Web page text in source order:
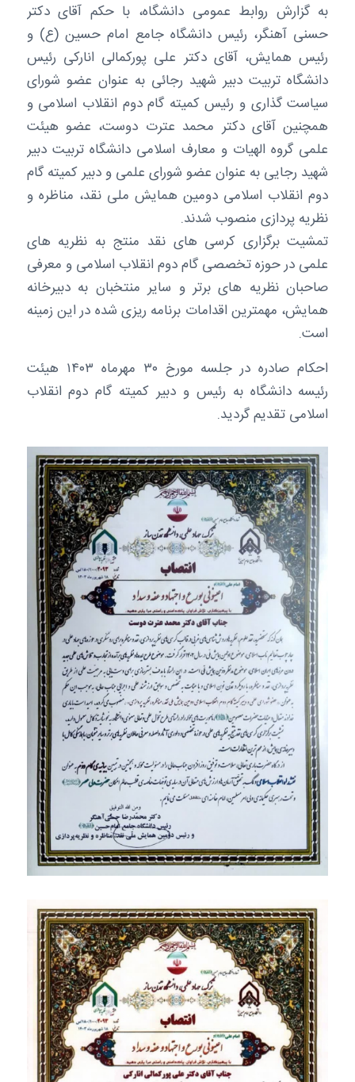
به گزارش روابط عمومی دانشگاه، با حکم آقای دکتر
حسنی آهنگر، رئیس دانشگاه جامع امام حسین (ع) و
رئیس همایش، آقای دکتر علی پورکمالی انارکی رئیس
دانشگاه تربیت دبیر شهید رجائی به عنوان عضو شورای
سیاست گذاری و رئیس کمیته گام دوم انقلاب اسلامی و
همچنین آقای دکتر محمد عترت دوست، عضو هیئت
علمی گروه الهیات و معارف اسلامی دانشگاه تربیت دبیر
شهید رجایی به عنوان عضو شورای علمی و دبیر کمیته گام
دوم انقلاب اسلامی دومین همایش ملی نقد، مناظره و
نظریه پردازی منصوب شدند.
تمشیت برگزاری کرسی های نقد منتج به نظریه های
علمی در حوزه تخصصی گام دوم انقلاب اسلامی و معرفی
صاحبان نظریه های برتر و سایر منتخبان به دبیرخانه
همایش، مهمترین اقدامات برنامه ریزی شده در این زمینه
است.
احکام صادره در جلسه مورخ ۳۰ مهرماه ۱۴۰۳ هیئت
رئیسه دانشگاه به رئیس و دبیر کمیته گام دوم انقلاب
اسلامی تقدیم گردید.